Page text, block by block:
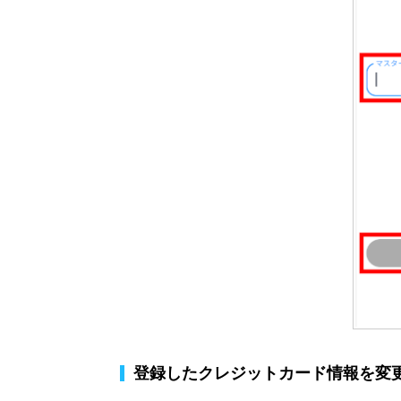
登録したクレジットカード情報を変